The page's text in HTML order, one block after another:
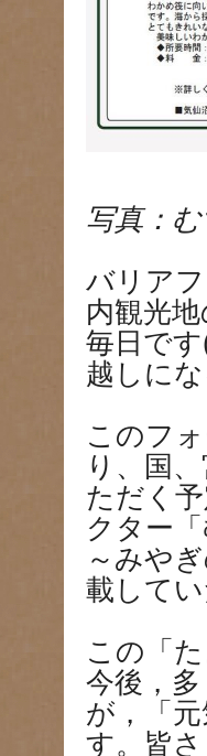
写真：
バリア
内観光
毎日で
越しに
このフ
り、国
ただく
クター
～みや
載して
この「
今後，
が，「
す。皆